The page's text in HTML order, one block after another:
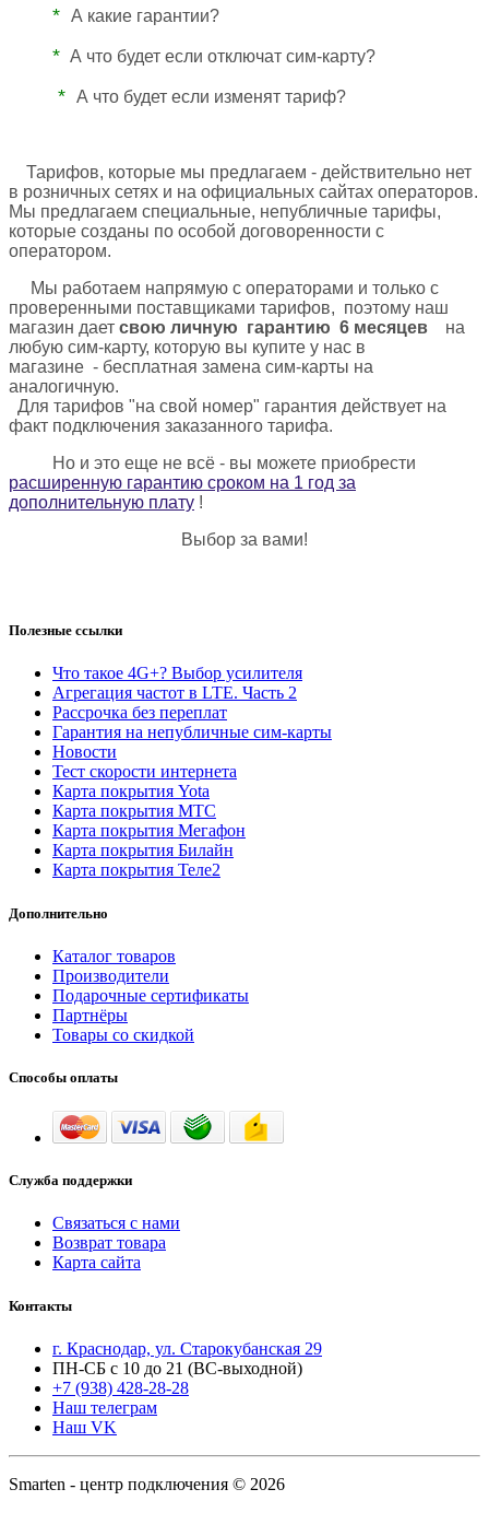
* А какие гарантии?
* А что будет если отключат сим-карту?
* А что будет если изменят тариф?
Тарифов, которые мы предлагаем - действительно нет
в розничных сетях и на официальных сайтах операторов.
Мы предлагаем специальные, непубличные тарифы,
которые созданы по особой договоренности с
оператором.
Мы работаем напрямую с операторами и только с
проверенными поставщиками тарифов, поэтому наш
магазин дает свою личную гарантию 6 месяцев на
любую сим-карту, которую вы купите у нас в
магазине - бесплатная замена сим-карты на
аналогичную.
Для тарифов "на свой номер" гарантия действует на
факт подключения заказанного тарифа.
Но и это еще не всё - вы можете приобрести
расширенную гарантию сроком на 1 год за
дополнительную плату !
Выбор за вами!
Полезные ссылки
Что такое 4G+? Выбор усилителя
Агрегация частот в LTE. Часть 2
Рассрочка без переплат
Гарантия на непубличные сим-карты
Новости
Тест скорости интернета
Карта покрытия Yota
Карта покрытия МТС
Карта покрытия Мегафон
Карта покрытия Билайн
Карта покрытия Теле2
Дополнительно
Каталог товаров
Производители
Подарочные сертификаты
Партнёры
Товары со скидкой
Способы оплаты
Служба поддержки
Связаться с нами
Возврат товара
Карта сайта
Контакты
г. Краснодар, ул. Старокубанская 29
ПН-СБ с 10 до 21 (ВС-выходной)
+7 (938) 428-28-28
Наш телеграм
Наш VK
Smarten - центр подключения © 2026